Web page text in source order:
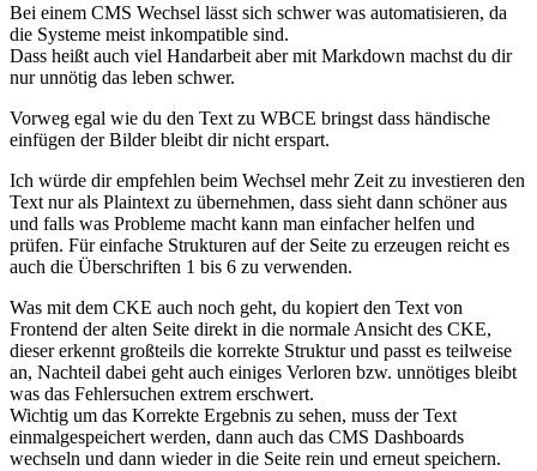
Bei einem CMS Wechsel lässt sich schwer was automatisieren, da
die Systeme meist inkompatible sind.
Dass heißt auch viel Handarbeit aber mit Markdown machst du dir
nur unnötig das leben schwer.
Vorweg egal wie du den Text zu WBCE bringst dass händische
einfügen der Bilder bleibt dir nicht erspart.
Ich würde dir empfehlen beim Wechsel mehr Zeit zu investieren den
Text nur als Plaintext zu übernehmen, dass sieht dann schöner aus
und falls was Probleme macht kann man einfacher helfen und
prüfen. Für einfache Strukturen auf der Seite zu erzeugen reicht es
auch die Überschriften 1 bis 6 zu verwenden.
Was mit dem CKE auch noch geht, du kopiert den Text von
Frontend der alten Seite direkt in die normale Ansicht des CKE,
dieser erkennt großteils die korrekte Struktur und passt es teilweise
an, Nachteil dabei geht auch einiges Verloren bzw. unnötiges bleibt
was das Fehlersuchen extrem erschwert.
Wichtig um das Korrekte Ergebnis zu sehen, muss der Text
einmalgespeichert werden, dann auch das CMS Dashboards
wechseln und dann wieder in die Seite rein und erneut speichern.